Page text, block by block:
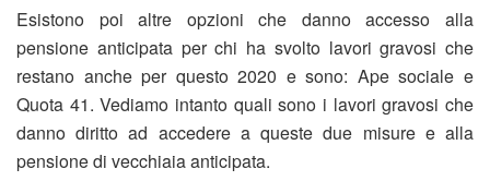
Esistono poi altre opzioni che danno accesso alla
pensione anticipata per chi ha svolto lavori gravosi che
restano anche per questo 2020 e sono: Ape sociale e
Quota 41. Vediamo intanto quali sono i lavori gravosi che
danno diritto ad accedere a queste due misure e alla
pensione di vecchiaia anticipata.